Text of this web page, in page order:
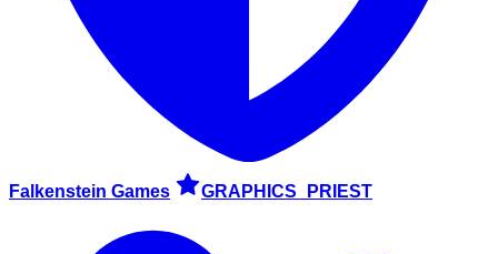
Falkenstein Games GRAPHICS_PRIEST